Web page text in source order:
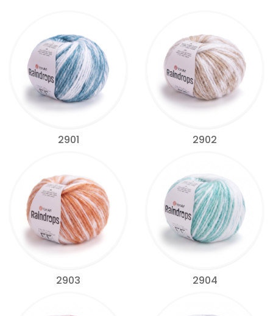
2901 2902
2903 2904